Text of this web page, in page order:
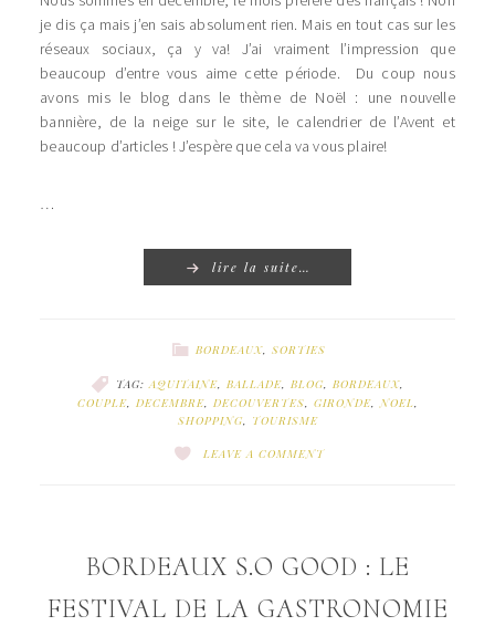
je dis ça mais j’en sais absolument rien. Mais en tout cas sur les
réseaux sociaux, ça y va! J’ai vraiment l’impression que
beaucoup d’entre vous aime cette période. Du coup nous
avons mis le blog dans le thème de Noël : une nouvelle
bannière, de la neige sur le site, le calendrier de l’Avent et
beaucoup d’articles ! J’espère que cela va vous plaire!
…
lire la suite…
BORDEAUX, SORTIES
TAG:AQUITAINE, BALLADE, BLOG, BORDEAUX,
COUPLE, DECEMBRE, DECOUVERTES, GIRONDE,NOEL,
SHOPPING, TOURISME
LEAVE A COMMENT
BORDEAUX S.O GOOD : LE
FESTIVAL DE LA GASTRONOMIE